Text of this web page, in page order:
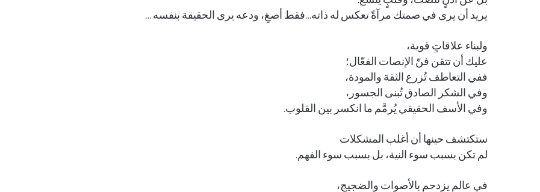
يريد أن يرى في صمتك مرآةً تعكس له ذاته…فقط أصغِ، ودعه يرى الحقيقة بنفسه …
ولبناء علاقاتٍ قوية،
عليك أن تتقن فنّ الإنصات الفعّال؛
ففي التعاطف تُزرع الثقة والمودة،
وفي الشكر الصادق تُبنى الجسور،
وفي الأسف الحقيقي يُرمَّم ما انكسر بين القلوب.
ستكتشف حينها أن أغلب المشكلات
لم تكن بسبب سوء النية، بل بسبب سوء الفهم.
في عالمٍ يزدحم بالأصوات والضجيج،